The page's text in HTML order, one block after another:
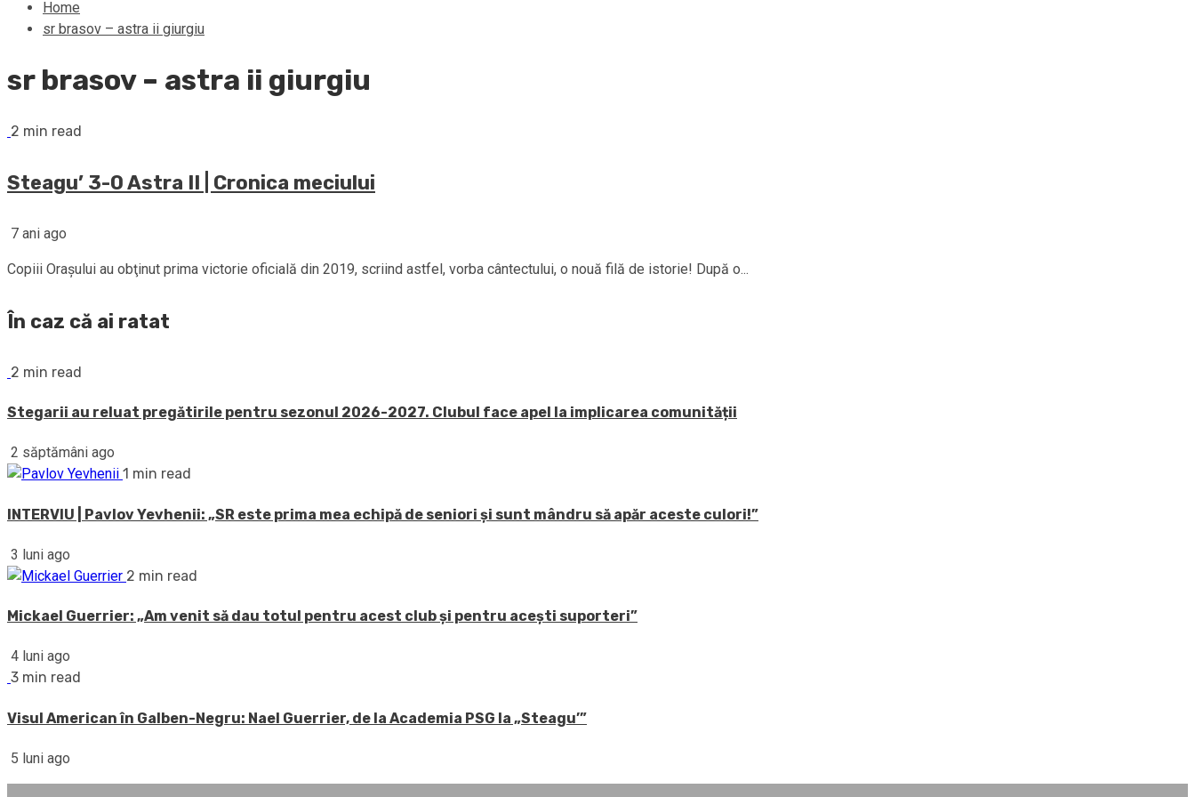
Home
sr brasov – astra ii giurgiu
sr brasov – astra ii giurgiu
2 min read
Steagu’ 3-0 Astra II | Cronica meciului
7 ani ago
Copiii Oraşului au obţinut prima victorie oficială din 2019, scriind astfel, vorba cântectului, o nouă filă de istorie! După o...
În caz că ai ratat
2 min read
Stegarii au reluat pregătirile pentru sezonul 2026-2027. Clubul face apel la implicarea comunității
2 săptămâni ago
1 min read
INTERVIU | Pavlov Yevhenii: „SR este prima mea echipă de seniori și sunt mândru să apăr aceste culori!”
3 luni ago
2 min read
Mickael Guerrier: „Am venit să dau totul pentru acest club și pentru acești suporteri”
4 luni ago
3 min read
Visul American în Galben-Negru: Nael Guerrier, de la Academia PSG la „Steagu’”
5 luni ago